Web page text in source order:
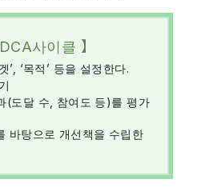
사이클 】
’, ‘목적’ 등을 설정한다.
(도달 수, 참여도 등)를 평가
바탕으로 개선책을 수립한